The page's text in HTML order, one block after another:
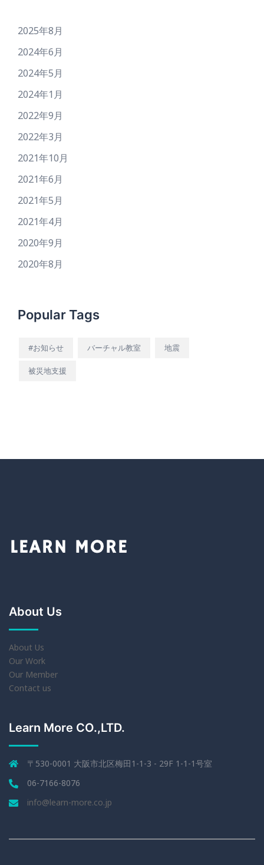
2025年8月
2024年6月
2024年5月
2024年1月
2022年9月
2022年3月
2021年10月
2021年6月
2021年5月
2021年4月
2020年9月
2020年8月
Popular Tags
#お知らせ バーチャル教室 地震
被災地支援
About Us
About Us
Our Work
Our Member
Contact us
Learn More CO.,LTD.
〒530-0001 大阪市北区梅田1-1-3 - 29F 1-1-1号室
06-7166-8076
info@learn-more.co.jp